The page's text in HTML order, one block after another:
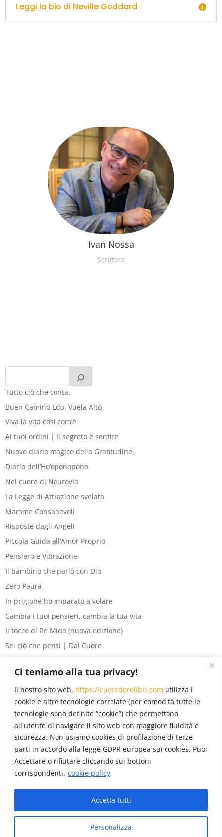
Ci teniamo alla tua privacy!
Il nostro sito web, https://cuoredorolibri.com utilizza i
cookie e altre tecnologie correlate (per comodità tutte le
tecnologie sono definite “cookie”) che permettono
all'utente di navigare il sito web con maggiore fluidità e
sicurezza. Non usiamo cookies di profilazione di terze
parti in accordo alla legge GDPR europea sui cookies. Puoi
Accettare o rifiutare cliccando sui bottoni
corrispondenti. cookie policy
Personalizza
Accetta tutti
Leggi la bio di Neville Goddard
Ivan Nossa
Scrittore
Tutto ciò che conta.
Buen Camino Edo. Vuela Alto
Viva la vita così com’è
Ai tuoi ordini | Il segreto è sentire
Nuovo diario magico della Gratitudine
Diario dell’Ho’oponopono
Nel cuore di Neurovia
La Legge di Attrazione svelata
Mamme Consapevoli
Risposte dagli Angeli
Piccola Guida all’Amor Proprio
Pensiero e Vibrazione
Il bambino che parlò con Dio
Zero Paura
In prigione ho imparato a volare
Cambia i tuoi pensieri, cambia la tua vita
Il tocco di Re Mida (nuova edizione)
Sei ciò che pensi | Dal Cuore
La legge di Attrazione per principianti
Eventi(6)
In evidenza(18)
Novità
Pubblicazioni(22)
Blog(22)
Diffondiamo gratitudine e il mondo sorriderà.